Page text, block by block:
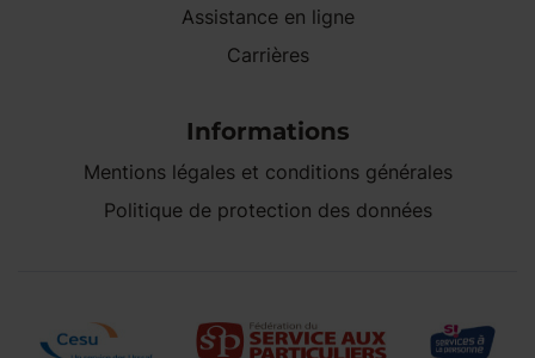
Assistance en ligne
Carrières
Informations
Mentions légales et conditions générales
Politique de protection des données